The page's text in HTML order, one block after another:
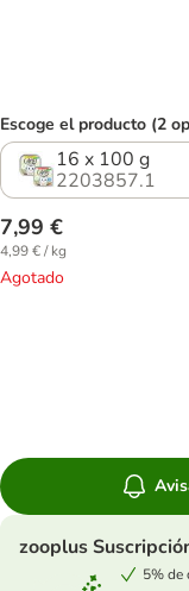
Escoge el producto (2
16 x 100 g
2203857.1
7,99 €
4,99 € / kg
Agotado
zooplus
5% de